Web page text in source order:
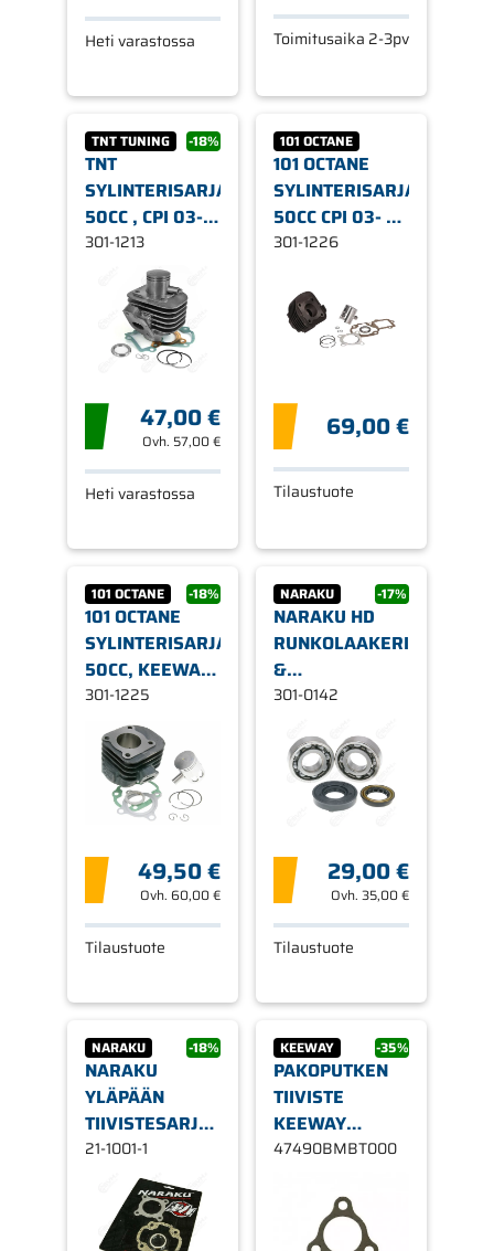
Heti varastossa Toimitusaika 2-3pv
TNT TUNING -18%
TNT
SYLINTERISARJA,
50CC , CPI 03-
2-T / KEEWAY
301-1213
47,00 €
Ovh. 57,00 €
Heti varastossa
101 OCTANE
101 OCTANE
SYLINTERISARJA
50CC CPI 03- 2-
T / KEEWAY 2-T
301-1226
69,00 €
Tilaustuote
101 OCTANE -18%
101 OCTANE
SYLINTERISARJA,
50CC, KEEWAY
2-T,
PAKOAUKKO
OIKEALLE
301-1225
49,50 €
Ovh. 60,00 €
Tilaustuote
NARAKU -17%
NARAKU HD
RUNKOLAAKERIT
&
ÖLJYTIIVISTEET,
PYSTY/VAAKA
ILMA-/NESTEJÄÄH.
301-0142
29,00 €
Ovh.35,00 €
Tilaustuote
NARAKU -18%
NARAKU
YLÄPÄÄN
TIIVISTESARJA,
CPI 03- 2-T /
KEEWAY 2-T
21-1001-1
KEEWAY -35%
PAKOPUTKEN
TIIVISTE
KEEWAY
SKOOTTERIT
47490BMBT000